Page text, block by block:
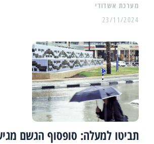
מערכת אשדודי
23/11/2024
תביטו למעלה: סופסוף הגשם